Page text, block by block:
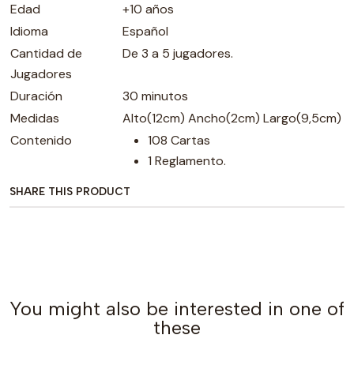
Edad
+10 años
Idioma
Español
Cantidad de
Jugadores
De 3 a 5 jugadores.
Duración
30 minutos
Medidas
Alto(12cm) Ancho(2cm) Largo(9,5cm)
Contenido
108 Cartas
1 Reglamento.
SHARE THIS PRODUCT
You might also be interested in one of
these